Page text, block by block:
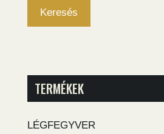
Keresés
TERMÉKEK
LÉGFEGYVER